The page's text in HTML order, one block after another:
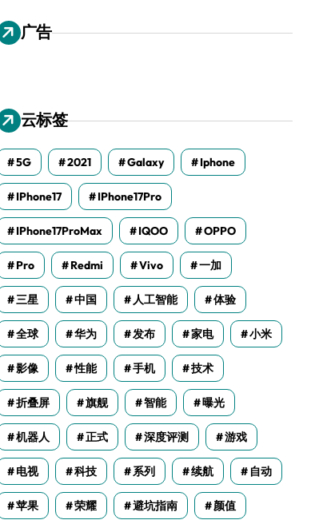
广告
云标签
5G 2021 Galaxy Iphone
IPhone17 IPhone17Pro
IPhone17ProMax IQOO OPPO
Pro Redmi Vivo 一加
三星 中国 人工智能 体验
全球 华为 发布 家电 小米
影像 性能 手机 技术
折叠屏 旗舰 智能 曝光
机器人 正式 深度评测 游戏
电视 科技 系列 续航 自动
苹果 荣耀 避坑指南 颜值